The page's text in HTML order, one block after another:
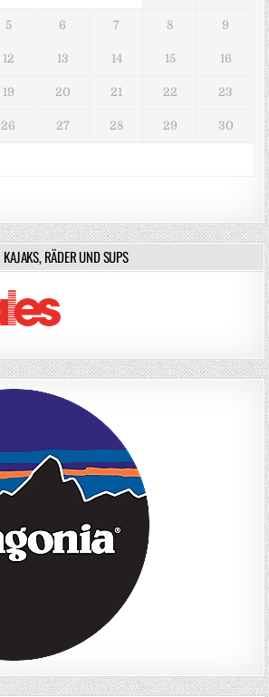
5 6 7 8 9
12 13 14 15 16
19 20 21 22 23
26 27 28 29 30
KAJAKS, RÄDER UND SUPS